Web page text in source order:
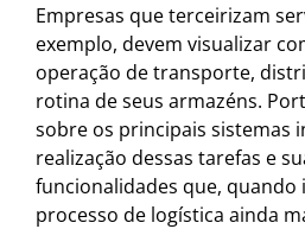
Empresas que terceirizam
exemplo, devem visualizar
operação de transporte,
rotina de seus armazéns.
sobre os principais sistemas
realização dessas tarefas e
funcionalidades que,
processo de logística ainda